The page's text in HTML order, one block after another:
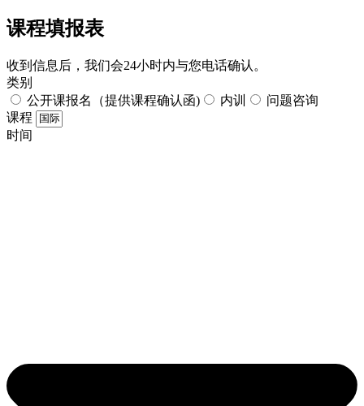
课程填报表​
收到信息后，我们会24小时内与您电话确认。​
类别
公开课报名（提供课程确认函)
内训
问题咨询
课程
时间